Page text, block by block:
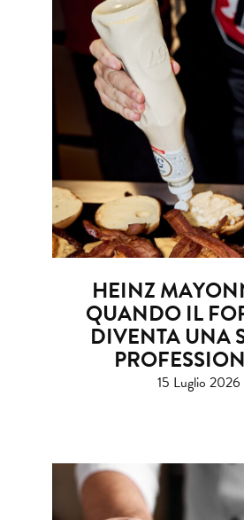
HEINZ
QUANDO IL
DIVENTA UNA
15 Luglio 2026